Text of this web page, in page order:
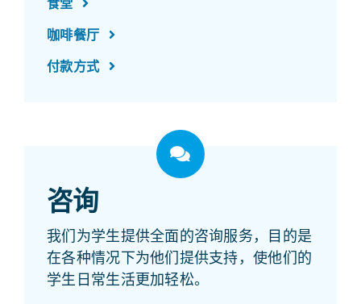
咖啡餐厅
付款方式
咨询
我们为学生提供全面的咨询服务，目的是
在各种情况下为他们提供支持，使他们的
学生日常生活更加轻松。